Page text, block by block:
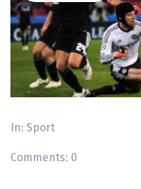
In: Sport
Comments: 0